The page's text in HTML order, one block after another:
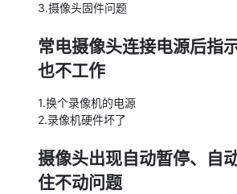
3.摄像头固件问题
常电摄像头连接电源后指
也不工作
1.换个录像机的电源
2.录像机硬件坏了
摄像头出现自动暂停、自
住不动问题